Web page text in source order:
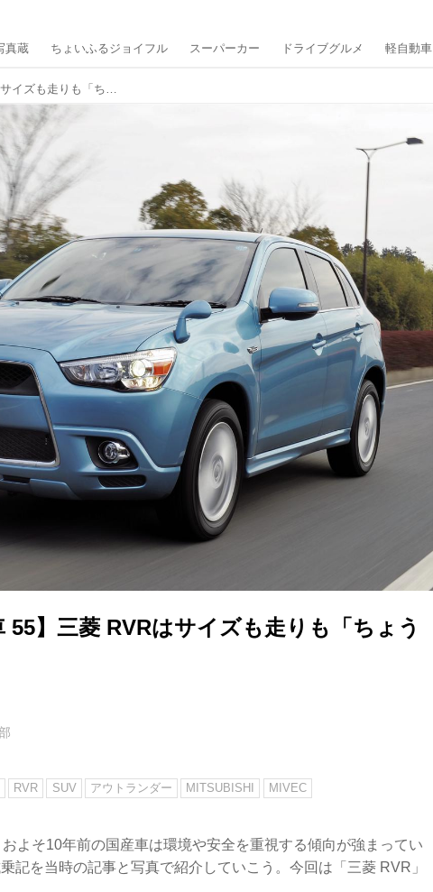
真蔵 ちょいふるジョイフル スーパーカー ドライブグルメ 軽自動車
【10年ひと昔の国産車 55】三菱 RVRはサイズも走りも「ちょうど良い」SUVだった
55】三菱 RVRはサイズも走りも「ちょう
RVR SUV アウトランダー MITSUBISHI MIVEC
よそ10年前の国産車は環境や安全を重視する傾向が強まってい
記を当時の記事と写真で紹介していこう。今回は「三菱 RVR」